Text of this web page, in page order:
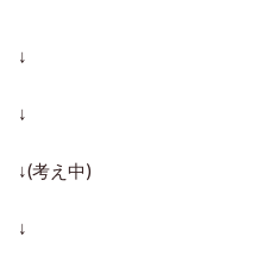
↓
↓
↓(考え中)
↓